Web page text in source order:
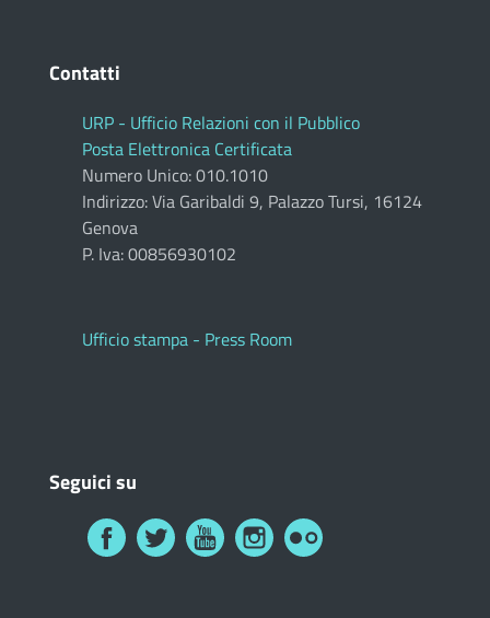
Contatti
URP - Ufficio Relazioni con il Pubblico
Posta Elettronica Certificata
Numero Unico: 010.1010
Indirizzo: Via Garibaldi 9, Palazzo Tursi, 16124
Genova
P. Iva: 00856930102
Ufficio stampa - Press Room
Seguici su